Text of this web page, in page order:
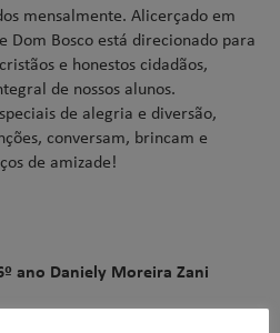
mensalmente. Alicerçado em
Dom Bosco está direcionado para
e honestos cidadãos,
de nossos alunos.
de alegria e diversão,
conversam, brincam e
de amizade!
ano Daniely Moreira Zani